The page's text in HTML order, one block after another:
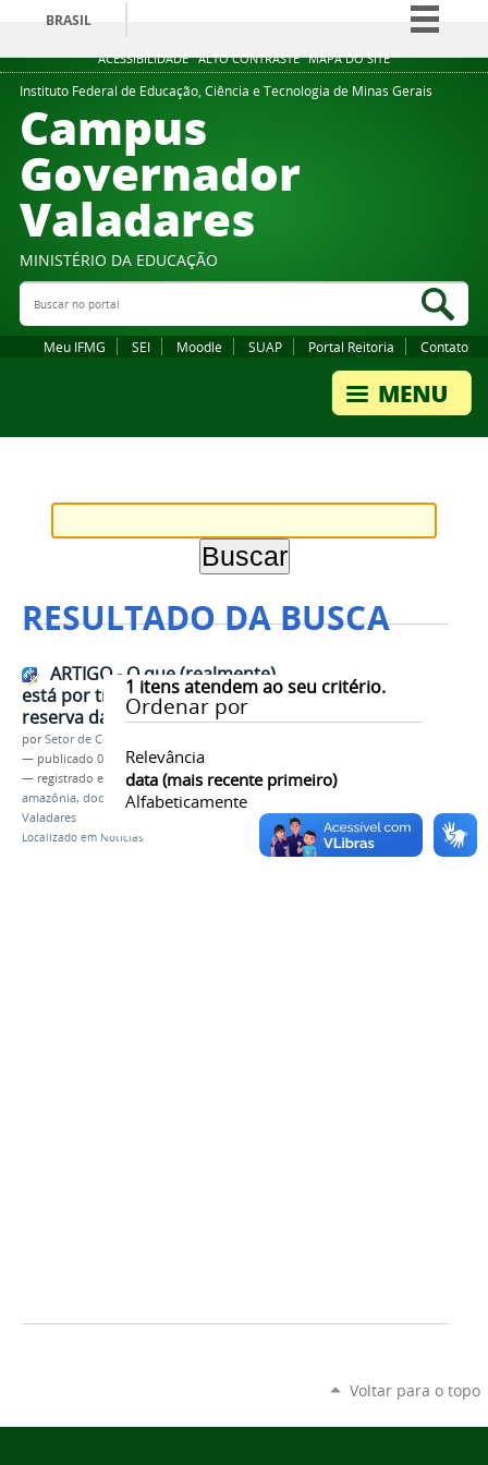
ACESSIBILIDADE ALTO CONTRASTE MAPA DO SITE
BRASIL
Simplifique!
Comunica BR
Instituto Federal de Educação, Ciência e Tecnologia de Minas Gerais
Campus
Governador
Valadares
MINISTÉRIO DA EDUCAÇÃO
Buscar no portal
Meu IFMG SEI Moodle SUAP Portal Reitoria Contato
RESULTADO DA BUSCA
1 itens atendem ao seu critério.
Ordenar por
Relevância
data (mais recente primeiro)
Alfabeticamente
ARTIGO - O que (realmente)
está por trás da extinção da
reserva da Amazônia
porSetor de Comunicação
— publicado 01/09/2017
— registrado em:
artigo, análise, reserva,
amazônia, docente, ifmg,campus Governador
Valadares
Localizado em Notícias
Voltar para o topo